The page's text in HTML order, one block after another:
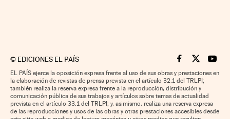
© EDICIONES EL PAÍS Cinco Días en
Cinco Días
Cinco
EL PAÍS ejerce la oposición expresa frente al uso de sus obras y prestaciones en
la elaboración de revistas de prensa prevista en el artículo 32.1 del TRLPI;
también realiza la reserva expresa frente a la reproducción, distribución y
comunicación pública de sus trabajos y artículos sobre temas de actualidad
prevista en el artículo 33.1 del TRLPI; y, asimismo, realiza una reserva expresa
de las reproducciones y usos de las obras y otras prestaciones accesibles desde